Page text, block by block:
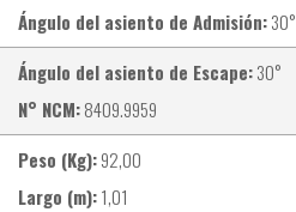
Ángulo del asiento de Admisión:30°
Ángulo del asiento de Escape:30°
N° NCM:8409.9959
Peso (Kg):92,00
Largo (m):1,01